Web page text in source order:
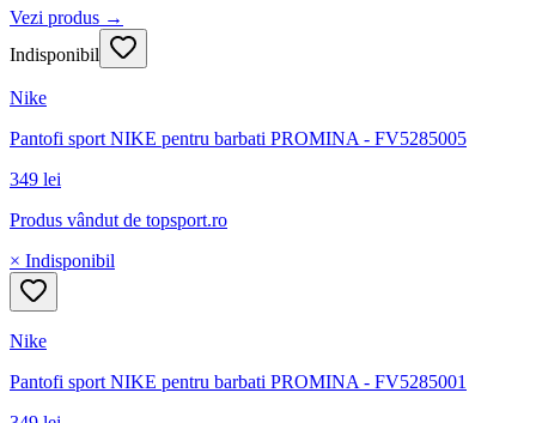
Vezi produs →
Indisponibil
Nike
Pantofi sport NIKE pentru barbati PROMINA - FV5285005
349 lei
Produs vândut de topsport.ro
× Indisponibil
Nike
Pantofi sport NIKE pentru barbati PROMINA - FV5285001